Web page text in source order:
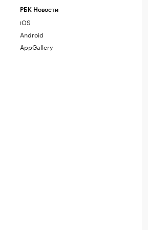
РБК Новости
iOS
Android
AppGallery